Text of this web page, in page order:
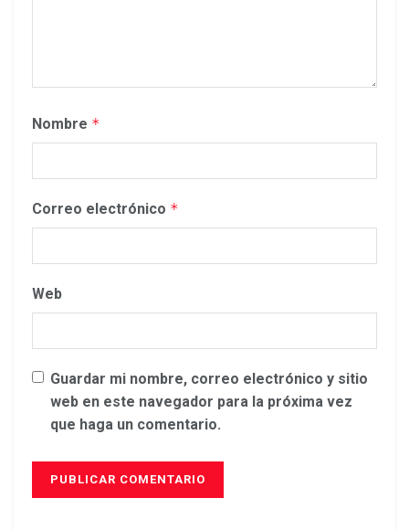
Nombre *
Correo electrónico *
Web
Guardar mi nombre, correo electrónico y sitio
web en este navegador para la próxima vez
que haga un comentario.